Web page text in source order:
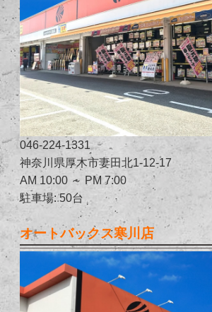
046-224-1331
神奈川県厚木市妻田北1-12-17
AM 10:00 ～ PM 7:00
駐車場: 50台
オートバックス寒川店